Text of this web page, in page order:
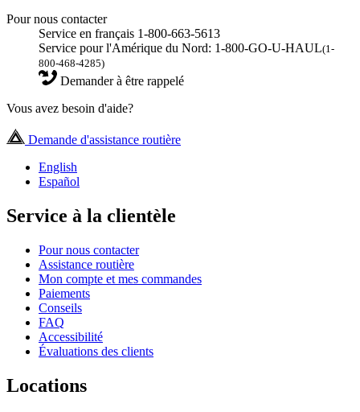
Pour nous contacter
Service en français 1-800-663-5613
Service pour l'Amérique du Nord: 1-800-GO-U-HAUL(1-
800-468-4285)
Demander à être rappelé
Vous avez besoin d'aide?
Demande d'assistance routière
English
Español
Service à la clientèle
Pour nous contacter
Assistance routière
Mon compte et mes commandes
Paiements
Conseils
FAQ
Accessibilité
Évaluations des clients
Locations